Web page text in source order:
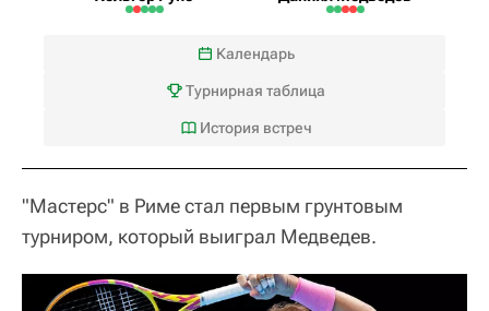
Календарь
Турнирная таблица
История встреч
"Мастерс" в Риме стал первым грунтовым
турниром, который выиграл Медведев.